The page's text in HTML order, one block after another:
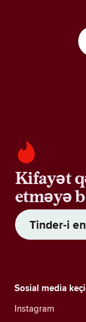
Kifayət
etməyə
Tinder-i
Sosial media
Instagram